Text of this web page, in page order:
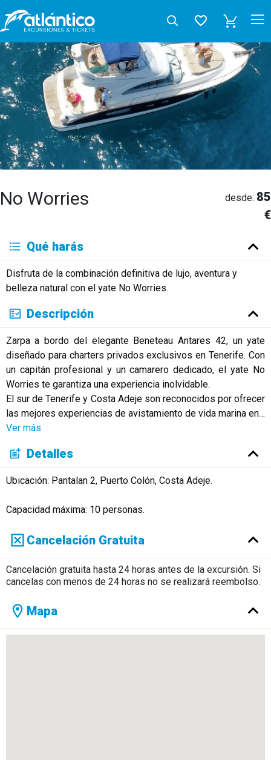
No Worries desde: 85
€
Qué harás
Disfruta de la combinación definitiva de lujo, aventura y
belleza natural con el yate No Worries.
Descripción
Zarpa a bordo del elegante Beneteau Antares 42, un yate
diseñado para charters privados exclusivos en Tenerife. Con
un capitán profesional y un camarero dedicado, el yate No
Worries te garantiza una experiencia inolvidable.
El sur de Tenerife y Costa Adeje son reconocidos por ofrecer
las mejores experiencias de avistamiento de vida marina en…
Ver más
Detalles
Ubicación: Pantalan 2, Puerto Colón, Costa Adeje.
Capacidad máxima: 10 personas.
Cancelación Gratuita
Cancelación gratuita hasta 24 horas antes de la excursión. Si
cancelas con menos de 24 horas no se realizará reembolso.
Mapa